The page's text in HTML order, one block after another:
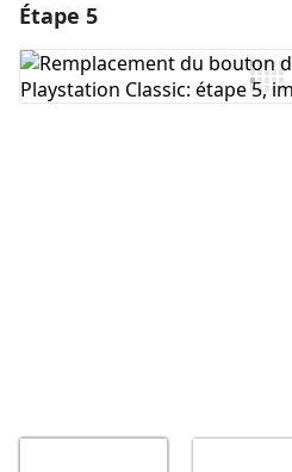
Ajouter un commentaire
Étape 5